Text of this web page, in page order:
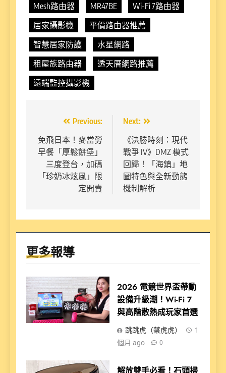
Mesh路由器
MR47BE
Wi-Fi 7路由器
居家攝影機
平價路由器推薦
智慧居家防護
水星網路
租屋族路由器
透天厝網路推薦
遠端監控攝影機
章
導
覽
Previous:
免飛日本！麥當勞
早餐「厚鬆餅堡」
三度登台，加碼
「珍奶冰炫風」限
定開賣
Next:
《決勝時刻：現代
戰爭 IV》DMZ 模式
回歸！「海鎮」地
圖特色與全新動態
機制解析
更多報導
2026 電競世界盃帶動
設備升級潮！Wi-Fi 7
與高階散熱成玩家首選
跳跳虎（蔡虎虎）
1
個月 ago
0